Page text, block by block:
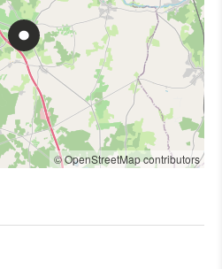
© OpenStreetMap contributors